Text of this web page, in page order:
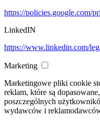
https://policies.google.com/
LinkedIN
https://www.linkedin.com/
Marketing
Marketingowe pliki cookie
reklam, które są
poszczególnych
wydawców i